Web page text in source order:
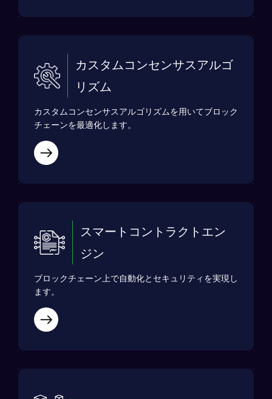
カスタムコンセンサスアルゴ
リズム
カスタムコンセンサスアルゴリズムを用いてブロック
チェーンを最適化します。
スマートコントラクトエン
ジン
ブロックチェーン上で自動化とセキュリティを実現し
ます。